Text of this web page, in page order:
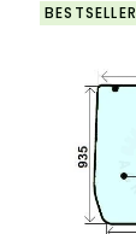
BESTSELLER